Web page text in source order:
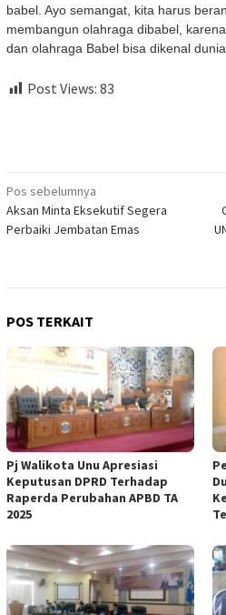
babel. Ayo semangat, kita harus
membangun olahraga dibabel,
dan olahraga Babel bisa dikenal dunia
Post Views: 83
Navigasi
pos
Pos sebelumnya
Aksan Minta Eksekutif Segera
Perbaiki Jembatan Emas
POS TERKAIT
Pj Walikota Unu Apresiasi
Keputusan DPRD Terhadap
Raperda Perubahan APBD TA
2025